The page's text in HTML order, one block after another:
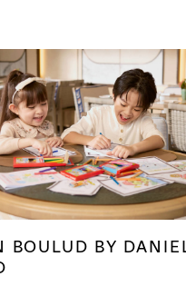
BOULUD BY